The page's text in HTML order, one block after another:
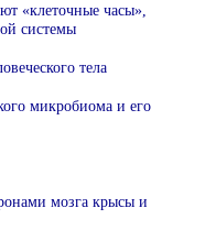
«клеточные часы»,
системы
тела
микробиома и его
мозга крысы и